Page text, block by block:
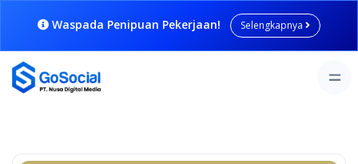
Waspada Penipuan Pekerjaan! Selengkapnya